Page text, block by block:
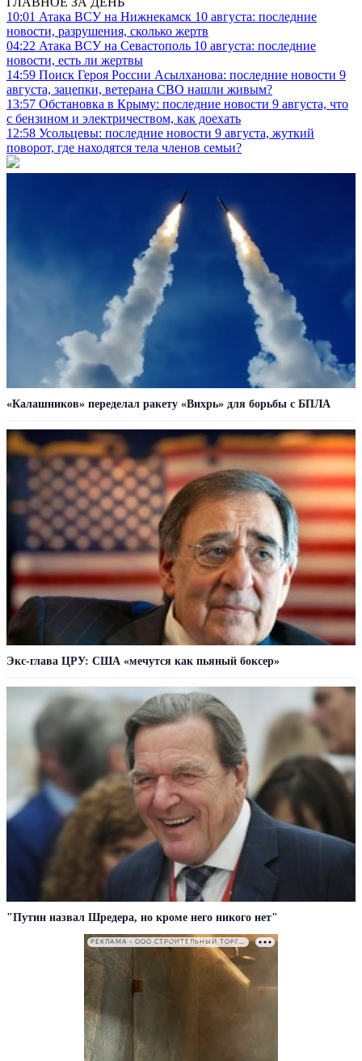
10:01 Атака ВСУ на Нижнекамск 10 августа: последние
новости, разрушения, сколько жертв
04:22 Атака ВСУ на Севастополь 10 августа: последние
новости, есть ли жертвы
14:59 Поиск Героя России Асылханова: последние новости 9
августа, зацепки, ветерана СВО нашли живым?
13:57 Обстановка в Крыму: последние новости 9 августа, что
с бензином и электричеством, как доехать
12:58 Усольцевы: последние новости 9 августа, жуткий
поворот, где находятся тела членов семьи?
«Калашников» переделал ракету «Вихрь» для борьбы с БПЛА
Экс-глава ЦРУ: США «мечутся как пьяный боксер»
"Путин назвал Шредера, но кроме него никого нет"
РЕКЛАМА • ООО СТРОИТЕЛЬНЫЙ ТОРГОВЫЙ ДОМ «ПЕТРОВИЧ». ИНН: 7802348846